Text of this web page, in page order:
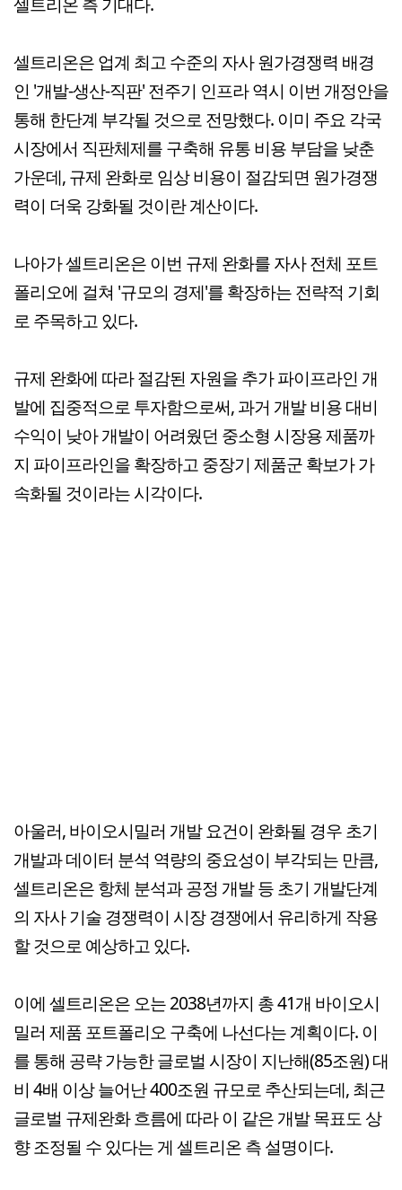
셀트리온은 업계 최고 수준의 자사 원가경쟁력 배경
인 '개발-생산-직판' 전주기 인프라 역시 이번 개정안을
통해 한단계 부각될 것으로 전망했다. 이미 주요 각국
시장에서 직판체제를 구축해 유통 비용 부담을 낮춘
가운데, 규제 완화로 임상 비용이 절감되면 원가경쟁
력이 더욱 강화될 것이란 계산이다.
나아가 셀트리온은 이번 규제 완화를 자사 전체 포트
폴리오에 걸쳐 '규모의 경제'를 확장하는 전략적 기회
로 주목하고 있다.
규제 완화에 따라 절감된 자원을 추가 파이프라인 개
발에 집중적으로 투자함으로써, 과거 개발 비용 대비
수익이 낮아 개발이 어려웠던 중소형 시장용 제품까
지 파이프라인을 확장하고 중장기 제품군 확보가 가
속화될 것이라는 시각이다.
아울러, 바이오시밀러 개발 요건이 완화될 경우 초기
개발과 데이터 분석 역량의 중요성이 부각되는 만큼,
셀트리온은 항체 분석과 공정 개발 등 초기 개발단계
의 자사 기술 경쟁력이 시장 경쟁에서 유리하게 작용
할 것으로 예상하고 있다.
이에 셀트리온은 오는 2038년까지 총 41개 바이오시
밀러 제품 포트폴리오 구축에 나선다는 계획이다. 이
를 통해 공략 가능한 글로벌 시장이 지난해(85조원) 대
비 4배 이상 늘어난 400조원 규모로 추산되는데, 최근
글로벌 규제완화 흐름에 따라 이 같은 개발 목표도 상
향 조정될 수 있다는 게 셀트리온 측 설명이다.